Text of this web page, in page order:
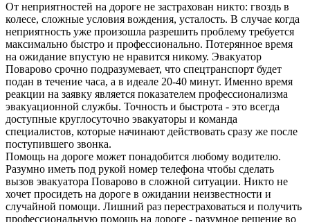
От неприятностей на дороге не застрахован никто: гвоздь в
колесе, сложные условия вождения, усталость. В случае когда
неприятность уже произошла разрешить проблему требуется
максимально быстро и профессионально. Потерянное время
на ожидание впустую не нравится никому. Эвакуатор
Поварово срочно подразумевает, что спецтранспорт будет
подан в течение часа, а в идеале 20-40 минут. Именно время
реакции на заявку является показателем профессионализма
эвакуационной службы. Точность и быстрота - это всегда
доступные круглосуточно эвакуаторы и команда
специалистов, которые начинают действовать сразу же после
поступившего звонка.
Помощь на дороге может понадобится любому водителю.
Разумно иметь под рукой номер телефона чтобы сделать
вызов эвакуатора Поварово в сложной ситуации. Никто не
хочет просидеть на дороге в ожидании неизвестности и
случайной помощи. Лишний раз перестраховаться и получить
профессиональную помощь на дороге - разумное решение во